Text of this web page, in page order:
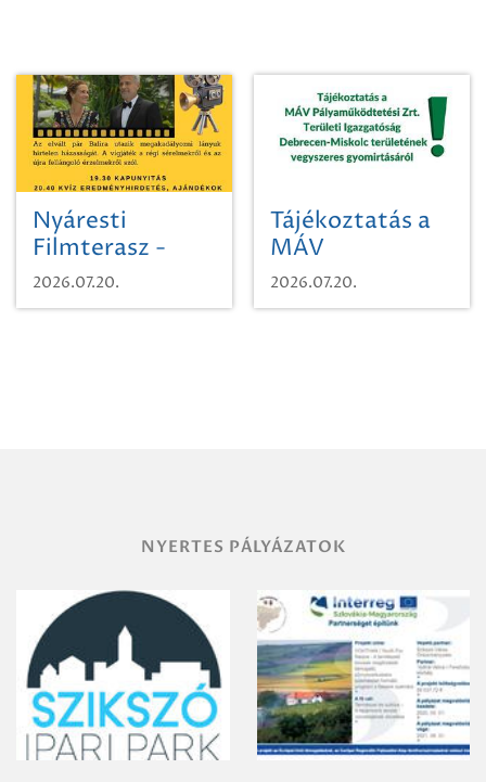
Nyáresti
Filmterasz -
Beugró a
Paradicsomba
2026.07.20.
Tájékoztatás a
MÁV
Pályaműködtetési
Zrt. Területi
2026.07.20.
NYERTES PÁLYÁZATOK